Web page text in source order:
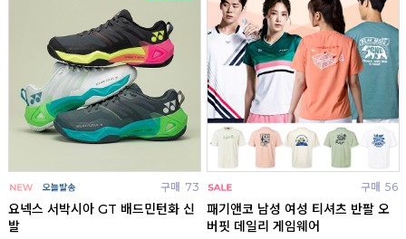
구매 73
요넥스 서박시아 GT 배드민턴화 신
발
구매 56
패기앤코 남성 여성 티셔츠 반팔 오
버핏 데일리 게임웨어